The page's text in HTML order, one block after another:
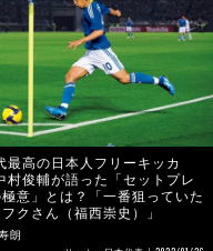
最高の日本人フリーキッカ
村俊輔が語った「セットプレ
極意」とは？「一番狙っていた
クさん（福西崇史）」
朗